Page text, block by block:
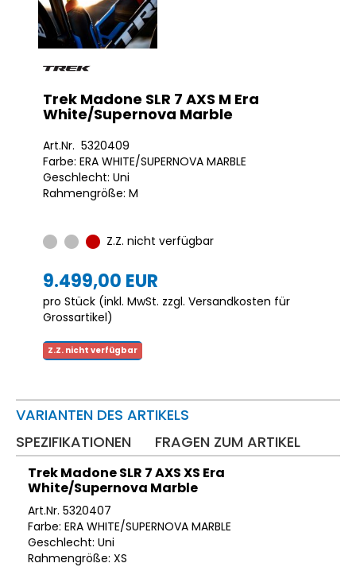
Trek Madone SLR 7 AXS M Era
White/Supernova Marble
Art.Nr. 5320409
Farbe: ERA WHITE/SUPERNOVA MARBLE
Geschlecht: Uni
Rahmengröße: M
Z.Z. nicht verfügbar
9.499,00 EUR
pro Stück (inkl. MwSt. zzgl. Versandkosten für
Grossartikel)
Z.Z. nicht verfügbar
VARIANTEN DES ARTIKELS
SPEZIFIKATIONEN
FRAGEN ZUM ARTIKEL
Trek Madone SLR 7 AXS XS Era
White/Supernova Marble
Art.Nr. 5320407
Farbe: ERA WHITE/SUPERNOVA MARBLE
Geschlecht: Uni
Rahmengröße: XS